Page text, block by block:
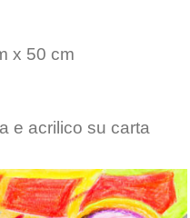
x 50 cm
e acrilico su carta